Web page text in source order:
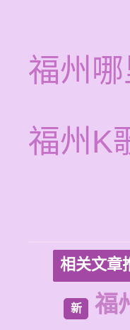
福州
福州K
相关文章
新 福